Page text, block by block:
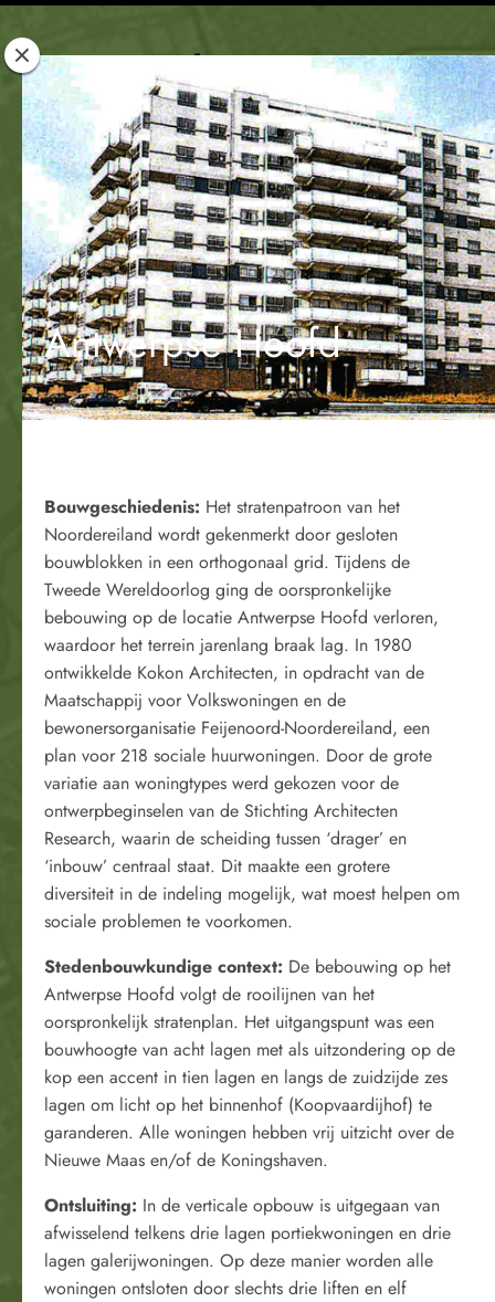
Rotterdam
Woont
Antwerpse Hoofd
Bouwgeschiedenis: Het stratenpatroon van het
Noordereiland wordt gekenmerkt door gesloten
bouwblokken in een orthogonaal grid. Tijdens de
Tweede Wereldoorlog ging de oorspronkelijke
bebouwing op de locatie Antwerpse Hoofd verloren,
waardoor het terrein jarenlang braak lag. In 1980
ontwikkelde Kokon Architecten, in opdracht van de
Maatschappij voor Volkswoningen en de
bewonersorganisatie Feijenoord-Noordereiland, een
plan voor 218 sociale huurwoningen. Door de grote
variatie aan woningtypes werd gekozen voor de
ontwerpbeginselen van de Stichting Architecten
Research, waarin de scheiding tussen ‘drager’ en
‘inbouw’ centraal staat. Dit maakte een grotere
diversiteit in de indeling mogelijk, wat moest helpen om
sociale problemen te voorkomen.
Stedenbouwkundige context: De bebouwing op het
Antwerpse Hoofd volgt de rooilijnen van het
oorspronkelijk stratenplan. Het uitgangspunt was een
bouwhoogte van acht lagen met als uitzondering op de
kop een accent in tien lagen en langs de zuidzijde zes
lagen om licht op het binnenhof (Koopvaardijhof) te
garanderen. Alle woningen hebben vrij uitzicht over de
Nieuwe Maas en/of de Koningshaven.
Ontsluiting: In de verticale opbouw is uitgegaan van
afwisselend telkens drie lagen portiekwoningen en drie
lagen galerijwoningen. Op deze manier worden alle
woningen ontsloten door slechts drie liften en elf